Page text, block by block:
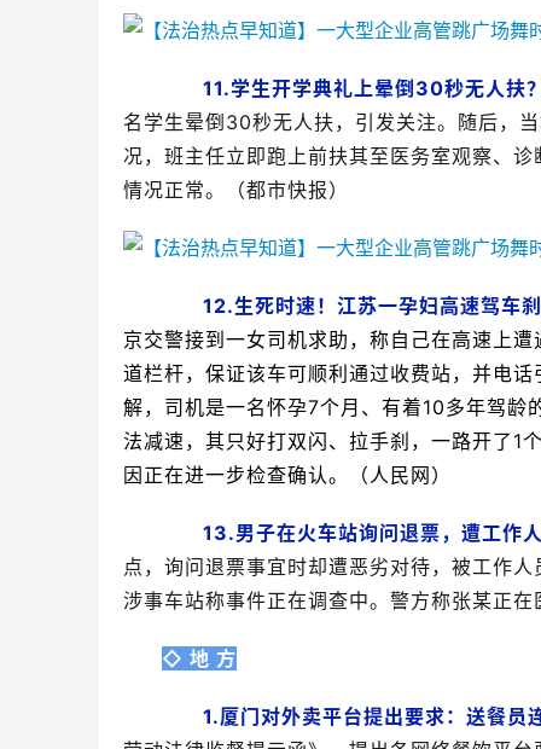
11.学生开学典礼上晕倒30秒无人扶
名学生晕倒30秒无人扶，引发关注。随后，
况，班主任立即跑上前扶其至医务室观察、
情况正常。（都市快报）
12.生死时速！江苏一孕妇高速驾车
京交警接到一女司机求助，称自己在高速上
道栏杆，保证该车可顺利通过收费站，并电
解，司机是一名怀孕7个月、有着10多年驾
法减速，其只好打双闪、拉手刹，一路开了1
因正在进一步检查确认。（人民网）
13.男子在火车站询问退票，遭工作
点，询问退票事宜时却遭恶劣对待，被工作
涉事车站称事件正在调查中。警方称张某正
◇ 地 方
1.厦门对外卖平台提出要求：送餐